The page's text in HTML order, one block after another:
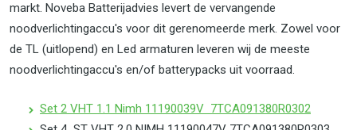
markt. Noveba Batterijadvies levert de vervangende
noodverlichtingaccu's voor dit gerenomeerde merk. Zowel voor
de TL (uitlopend) en Led armaturen leveren wij de meeste
noodverlichtingaccu's en/of batterypacks uit voorraad.
Set 2 VHT 1.1 Nimh 11190039V 7TCA091380R0302